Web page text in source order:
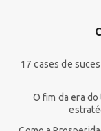
17 cases de
O fim da era